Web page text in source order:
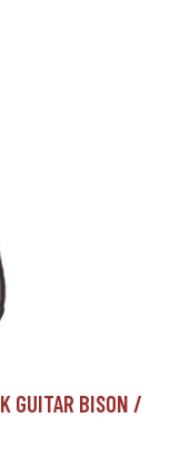
GUITAR BISON /